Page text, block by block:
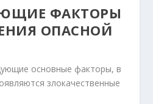
ФАКТОРЫ
ОПАСНОЙ
основные факторы, в
злокачественные